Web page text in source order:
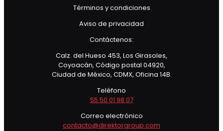
Términos y condiciones
Aviso de privacidad
Contáctenos:
Calz. del Hueso 453, Los Girasoles,
Coyoacán, Código postal 04920,
Ciudad de México, CDMX, Oficina 14B.
Teléfono
55 50 01 98 07
Correo electrónico
contacto@direktorgroup.com